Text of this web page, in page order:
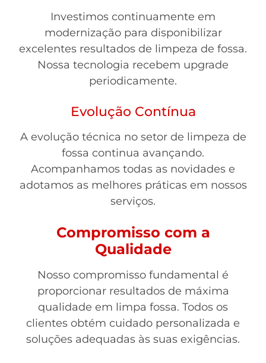
Investimos continuamente em
modernização para disponibilizar
excelentes resultados de limpeza de fossa.
Nossa tecnologia recebem upgrade
periodicamente.
Evolução Contínua
A evolução técnica no setor de limpeza de
fossa continua avançando.
Acompanhamos todas as novidades e
adotamos as melhores práticas em nossos
serviços.
Compromisso com a
Qualidade
Nosso compromisso fundamental é
proporcionar resultados de máxima
qualidade em limpa fossa. Todos os
clientes obtém cuidado personalizada e
soluções adequadas às suas exigências.